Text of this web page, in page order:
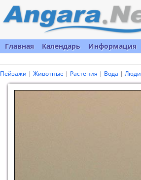
Главная Календарь Информация
Пейзажи | Животные | Растения | Вода | Люди